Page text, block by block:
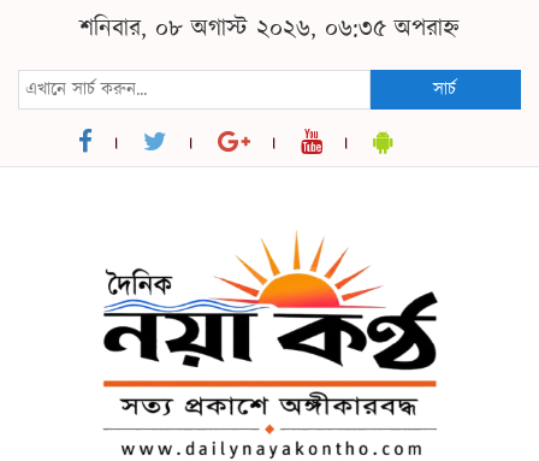
শনিবার, ০৮ অগাস্ট ২০২৬, ০৬:৩৫ অপরাহ্ন
সার্চ